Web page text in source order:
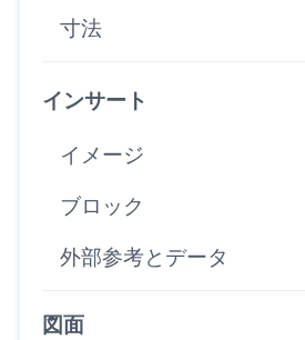
寸法
インサート
イメージ
ブロック
外部参考とデータ
図面